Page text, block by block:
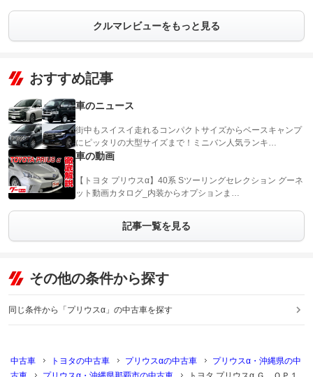
クルマレビューをもっと見る
おすすめ記事
車のニュース
街中もスイスイ走れるコンパクトサイズからベースキャンプ
にピッタリの大型サイズまで！ミニバン人気ランキ…
車の動画
【トヨタ プリウスα】40系 Sツーリングセレクション グーネ
ット動画カタログ_内装からオプションま…
記事一覧を見る
その他の条件から探す
同じ条件から「プリウスα」の中古車を探す
中古車 トヨタの中古車 プリウスαの中古車
プリウスα・沖縄県の中